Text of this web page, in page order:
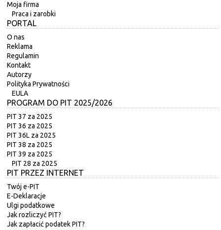
Moja firma
Praca i zarobki
PORTAL
O nas
Reklama
Regulamin
Kontakt
Autorzy
Polityka Prywatności
EULA
PROGRAM DO PIT 2025/2026
PIT 37 za 2025
PIT 36 za 2025
PIT 36L za 2025
PIT 38 za 2025
PIT 39 za 2025
PIT 28 za 2025
PIT PRZEZ INTERNET
Twój e-PIT
E-Deklaracje
Ulgi podatkowe
Jak rozliczyć PIT?
Jak zapłacić podatek PIT?